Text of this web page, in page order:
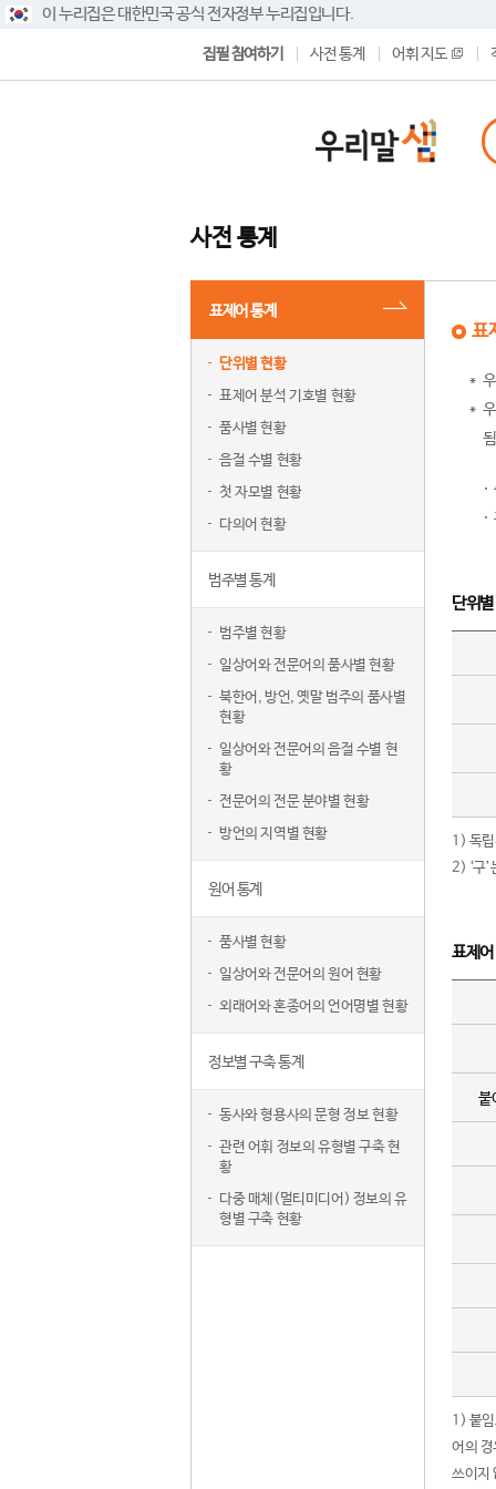
이 누리집은 대한민국 공식 전자정부 누리집입니다.
집필 참여하기 사전 통계 어휘 지도
사전 통계
표제어 통계
단위별 현황
표제어 분석 기호별 현황
품사별 현황
음절 수별 현황
첫 자모별 현황
다의어 현황
범주별 통계
범주별 현황
일상어와 전문어의 품사별 현황
북한어, 방언, 옛말 범주의 품사별
현황
일상어와 전문어의 음절 수별 현
황
전문어의 전문 분야별 현황
방언의 지역별 현황
원어 통계
품사별 현황
일상어와 전문어의 원어 현황
외래어와 혼종어의 언어명별 현황
정보별 구축 통계
동사와 형용사의 문형 정보 현황
관련 어휘 정보의 유형별 구축 현
황
다중 매체(멀티미디어) 정보의 유
형별 구축 현황
표
단위
1) 독립
2) ‘구
표제
붙
1) 붙
어의
쓰이지